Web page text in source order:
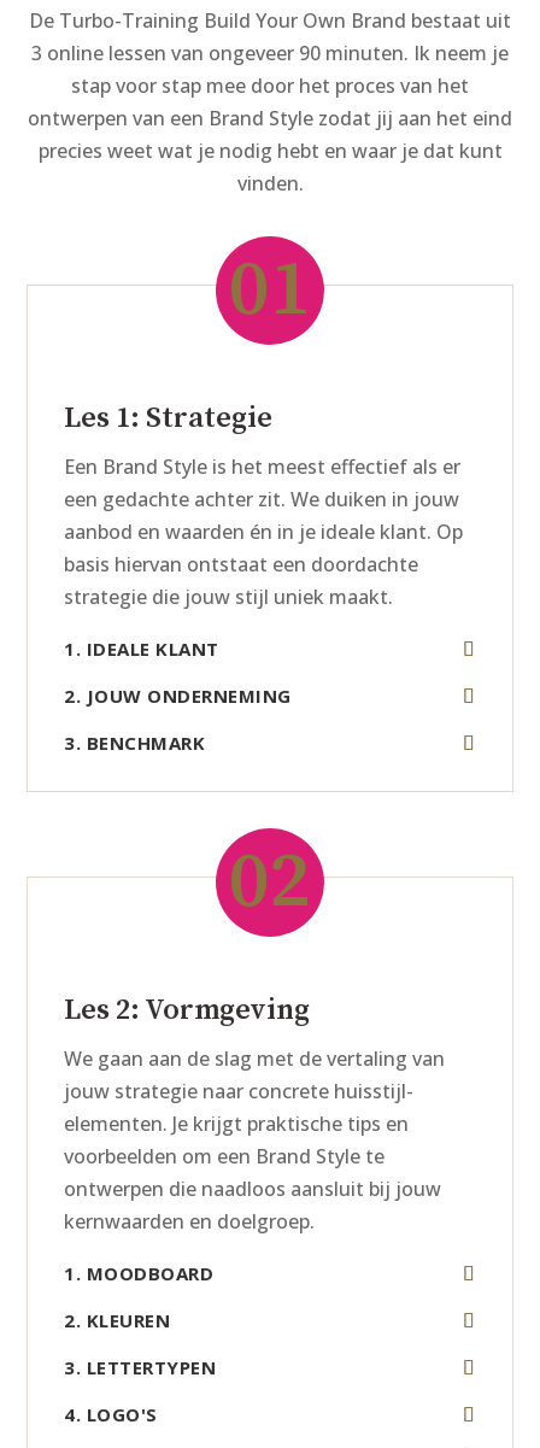
De Turbo-Training Build Your Own Brand bestaat uit
3 online lessen van ongeveer 90 minuten. Ik neem je
stap voor stap mee door het proces van het
ontwerpen van een Brand Style zodat jij aan het eind
precies weet wat je nodig hebt en waar je dat kunt
vinden.
01
Les 1: Strategie
Een Brand Style is het meest effectief als er
een gedachte achter zit. We duiken in jouw
aanbod en waarden én in je ideale klant. Op
basis hiervan ontstaat een doordachte
strategie die jouw stijl uniek maakt.
1. IDEALE KLANT
2. JOUW ONDERNEMING
3. BENCHMARK
02
Les 2: Vormgeving
We gaan aan de slag met de vertaling van
jouw strategie naar concrete huisstijl-
elementen. Je krijgt praktische tips en
voorbeelden om een Brand Style te
ontwerpen die naadloos aansluit bij jouw
kernwaarden en doelgroep.
1. MOODBOARD
2. KLEUREN
3. LETTERTYPEN
4. LOGO'S